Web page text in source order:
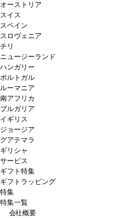
オーストリア
スイス
スペイン
スロヴェニア
チリ
ニュージーランド
ハンガリー
ポルトガル
ルーマニア
南アフリカ
ブルガリア
イギリス
ジョージア
グアテマラ
ギリシャ
サービス
ギフト特集
ギフトラッピング
特集
特集一覧
会社概要